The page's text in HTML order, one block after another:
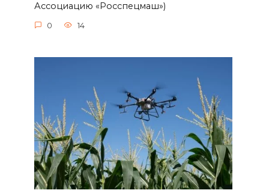
Ассоциацию «Росспецмаш»)
0 14